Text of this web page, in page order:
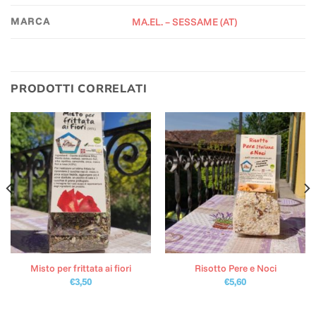
MARCA MA.EL. – SESSAME (AT)
PRODOTTI CORRELATI
Misto per frittata ai fiori
€3,50
Risotto Pere e Noci
€5,60